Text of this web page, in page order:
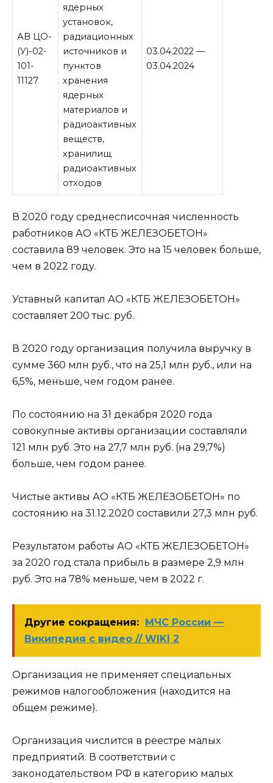
АВ ЦО-
(У)-02-
101-
11127
ядерных
установок,
радиационных
источников и
пунктов
хранения
ядерных
материалов и
радиоактивных
веществ,
хранилищ
радиоактивных
отходов
03.04.2022 —
03.04.2024
В 2020 году среднесписочная численность
работников АО «КТБ ЖЕЛЕЗОБЕТОН»
составила 89 человек. Это на 15 человек больше,
чем в 2022 году.
Уставный капитал АО «КТБ ЖЕЛЕЗОБЕТОН»
составляет 200 тыс. руб.
В 2020 году организация получила выручку в
сумме 360 млн руб., что на 25,1 млн руб., или на
6,5%, меньше, чем годом ранее.
По состоянию на 31 декабря 2020 года
совокупные активы организации составляли
121 млн руб. Это на 27,7 млн руб. (на 29,7%)
больше, чем годом ранее.
Чистые активы АО «КТБ ЖЕЛЕЗОБЕТОН» по
состоянию на 31.12.2020 составили 27,3 млн руб.
Результатом работы АО «КТБ ЖЕЛЕЗОБЕТОН»
за 2020 год стала прибыль в размере 2,9 млн
руб. Это на 78% меньше, чем в 2022 г.
Другие сокращения: МЧС России —
Википедия с видео // WIKI 2
Организация не применяет специальных
режимов налогообложения (находится на
общем режиме).
Организация числится в реестре малых
предприятий. В соответствии с
законодательством РФ в категорию малых